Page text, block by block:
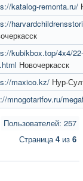
katalog-remonta.ru/
kubikbox.top/4x4/
Новочеркасск
maxico.kz/ Нур-
mnogotarifov.ru/
Пользователей: 257
Страница4 из 6